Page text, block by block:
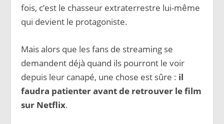
fois, c’est le chasseur extraterrestre lui-même
qui devient le protagoniste.
Mais alors que les fans de streaming se
demandent déjà quand ils pourront le voir
depuis leur canapé, une chose est sûre : il
faudra patienter avant de retrouver le film
sur Netflix.